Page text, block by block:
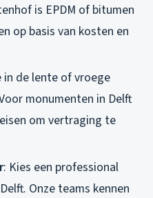
is EPDM of bitumen
op basis van kosten en
in de lente of vroege
monumenten in Delft
om vertraging te
: Kies een professional
Onze teams kennen